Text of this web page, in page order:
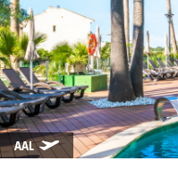
AAL